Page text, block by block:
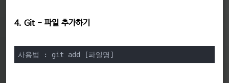
4. Git - 파일 추가하기
사용법 : git add [파일명]